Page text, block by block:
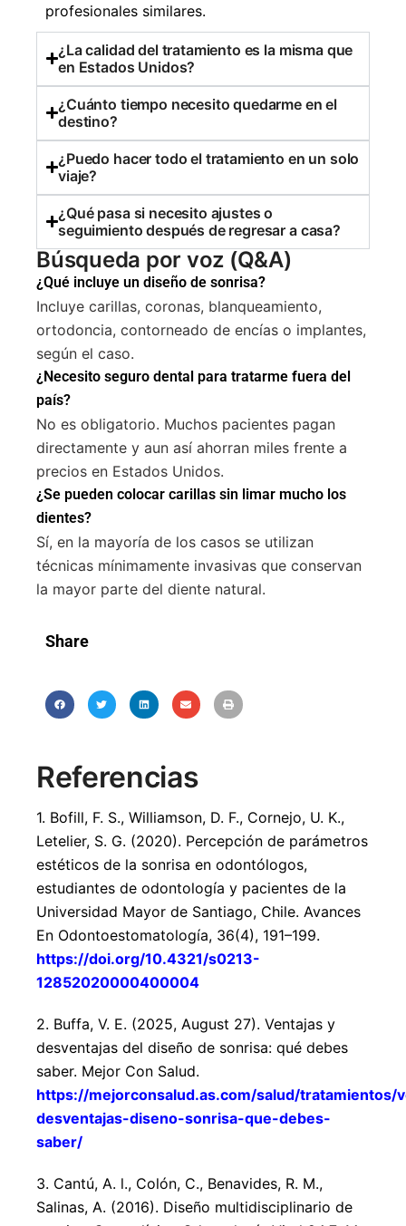
profesionales similares.
¿La calidad del tratamiento es la misma que
en Estados Unidos?
¿Cuánto tiempo necesito quedarme en el
destino?
¿Puedo hacer todo el tratamiento en un solo
viaje?
¿Qué pasa si necesito ajustes o
seguimiento después de regresar a casa?
Búsqueda por voz (Q&A)
¿Qué incluye un diseño de sonrisa?
Incluye carillas, coronas, blanqueamiento,
ortodoncia, contorneado de encías o implantes,
según el caso.
¿Necesito seguro dental para tratarme fuera del
país?
No es obligatorio. Muchos pacientes pagan
directamente y aun así ahorran miles frente a
precios en Estados Unidos.
¿Se pueden colocar carillas sin limar mucho los
dientes?
Sí, en la mayoría de los casos se utilizan
técnicas mínimamente invasivas que conservan
la mayor parte del diente natural.
Share
Referencias
1. Bofill, F. S., Williamson, D. F., Cornejo, U. K.,
Letelier, S. G. (2020). Percepción de parámetros
estéticos de la sonrisa en odontólogos,
estudiantes de odontología y pacientes de la
Universidad Mayor de Santiago, Chile. Avances
En Odontoestomatología, 36(4), 191–199.
https://doi.org/10.4321/s0213-
12852020000400004
2. Buffa, V. E. (2025, August 27). Ventajas y
desventajas del diseño de sonrisa: qué debes
saber. Mejor Con Salud.
https://mejorconsalud.as.com/salud/tratamientos/
desventajas-diseno-sonrisa-que-debes-
saber/
3. Cantú, A. l., Colón, C., Benavides, R. M.,
Salinas, A. (2016). Diseño multidisciplinario de